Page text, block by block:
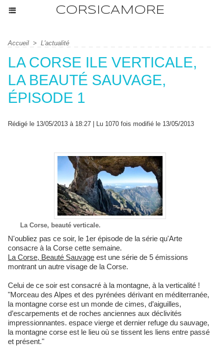
CORSICAMORE
Accueil > L'actualité
LA CORSE ILE VERTICALE,
LA BEAUTÉ SAUVAGE,
ÉPISODE 1
Rédigé le 13/05/2013 à 18:27 | Lu 1070 fois modifié le 13/05/2013
La Corse, beauté verticale.
N'oubliez pas ce soir, le 1er épisode de la série qu'Arte
consacre à la Corse cette semaine.
La Corse, Beauté Sauvage est une série de 5 émissions
montrant un autre visage de la Corse.
Celui de ce soir est consacré à la montagne, à la verticalité !
"Morceau des Alpes et des pyrénées dérivant en méditerranée,
la montagne corse est un monde de cimes, d’aiguilles,
d’escarpements et de roches anciennes aux déclivités
impressionnantes. espace vierge et dernier refuge du sauvage,
la montagne corse est le lieu où se tissent les liens entre passé
et présent."